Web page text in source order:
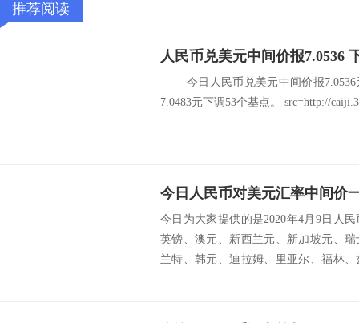
推荐阅读
人民币兑美元中间价报7.0536
今日人民币兑美元中间价报7.0536
7.0483元下调53个基点。 src=http://
今日人民币对美元汇率中间价
今日为大家提供的是2020年4月9日人
英镑、澳元、新西兰元、新加坡元、
兰特、韩元、迪拉姆、里亚尔、福林